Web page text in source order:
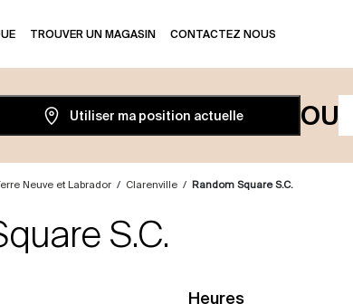
TROUVER UN MAGASIN CONTACTEZ NOUS
Utiliser ma position actuelle OU
Neuve et Labrador / Clarenville / Random Square S.C.
S.C.
Heures